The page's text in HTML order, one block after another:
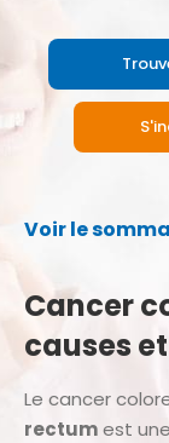
Voir le
Cancer
causes
Le cancer
rectumest